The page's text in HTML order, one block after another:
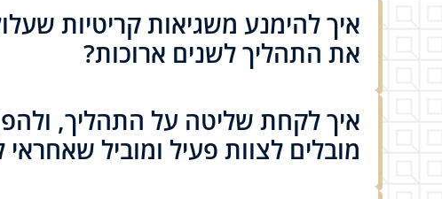
איך להימנע משגיאות קריטיות
את התהליך לשנים ארוכות?
איך לקחת שליטה על התהליך,
מובלים לצוות פעיל ומוביל